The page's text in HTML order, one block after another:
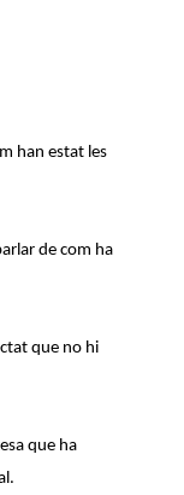
han estat les
de com ha
que no hi
que ha